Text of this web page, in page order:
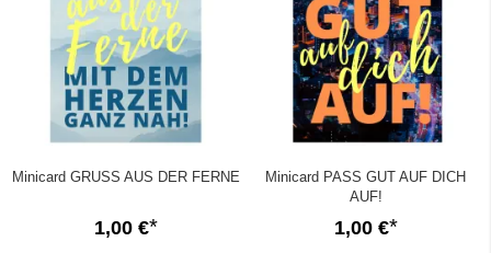
Minicard GRUSS AUS DER FERNE
1,00 €
Minicard PASS GUT AUF DICH
AUF!
1,00 €